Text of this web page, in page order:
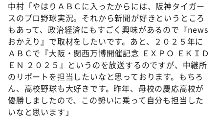
中村「やはりＡＢＣに入ったからには、阪神タイガー
スのプロ野球実況。それから新聞が好きというところ
もあって、政治経済にもすごく興味があるので『news
おかえり』で取材をしたいです。あと、２０２５年に
ＡＢＣで『大阪・関西万博開催記念 ＥＸＰＯ ＥＫＩＤ
ＥＮ ２０２５』というのを放送するのですが、中継所
のリポートを担当したいなと思っております。もちろ
ん、高校野球も大好きです。昨年、母校の慶応高校が
優勝しましたので、この勢いに乗って自分も担当した
いなと思います」